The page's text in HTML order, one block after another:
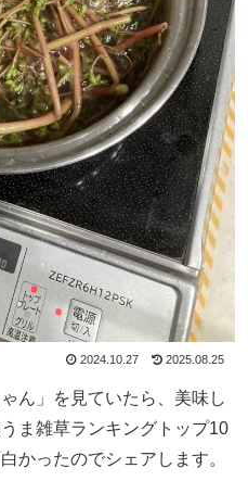
2024.10.27 2025.08.25
ん」を見ていたら、美味し
ま雑草ランキングトップ10
かったのでシェアします。